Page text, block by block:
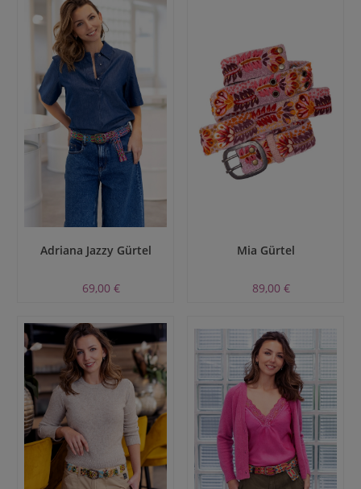
Adriana Jazzy Gürtel
69,00 €
Mia Gürtel
89,00 €